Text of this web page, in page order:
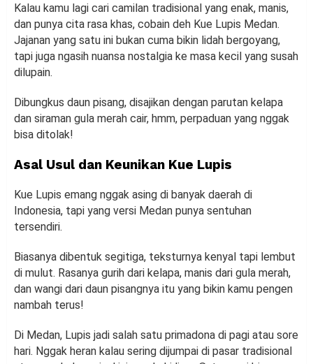
Kalau kamu lagi cari camilan tradisional yang enak, manis,
dan punya cita rasa khas, cobain deh Kue Lupis Medan.
Jajanan yang satu ini bukan cuma bikin lidah bergoyang,
tapi juga ngasih nuansa nostalgia ke masa kecil yang susah
dilupain.
Dibungkus daun pisang, disajikan dengan parutan kelapa
dan siraman gula merah cair, hmm, perpaduan yang nggak
bisa ditolak!
Asal Usul dan Keunikan Kue Lupis
Kue Lupis emang nggak asing di banyak daerah di
Indonesia, tapi yang versi Medan punya sentuhan
tersendiri.
Biasanya dibentuk segitiga, teksturnya kenyal tapi lembut
di mulut. Rasanya gurih dari kelapa, manis dari gula merah,
dan wangi dari daun pisangnya itu yang bikin kamu pengen
nambah terus!
Di Medan, Lupis jadi salah satu primadona di pagi atau sore
hari. Nggak heran kalau sering dijumpai di pasar tradisional